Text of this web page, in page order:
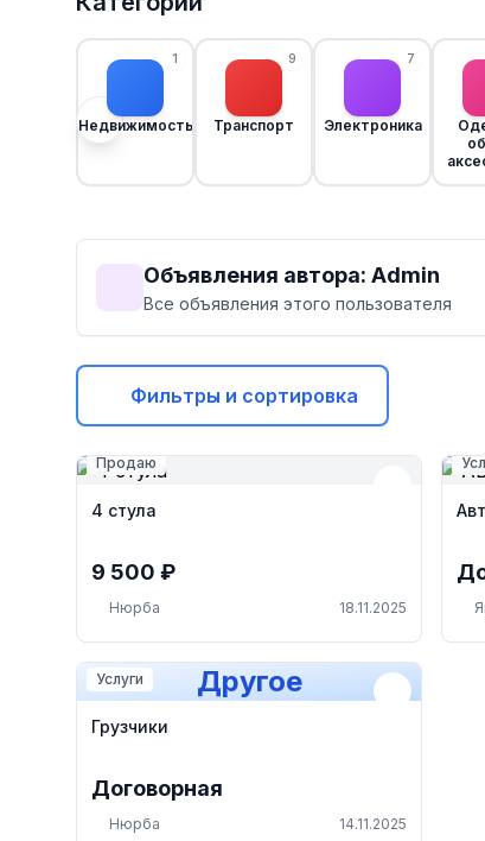
1
Недвижимость
9
Транспорт
7
Электроника
Объявления автора: Admin
Все объявления этого пользователя
Фильтры и сортировка
Продаю
4 стула
9 500 ₽
Нюрба 18.11.2025
Другое
Услуги
Грузчики
Договорная
Нюрба 14.11.2025